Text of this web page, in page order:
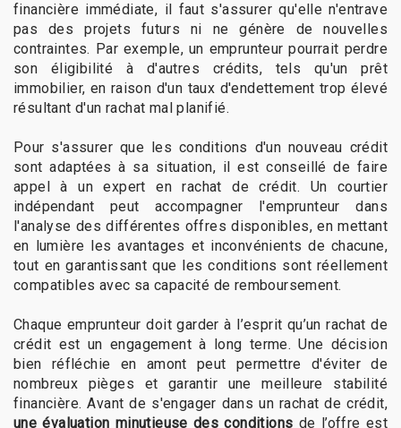
financière immédiate, il faut s'assurer qu'elle n'entrave
pas des projets futurs ni ne génère de nouvelles
contraintes. Par exemple, un emprunteur pourrait perdre
son éligibilité à d'autres crédits, tels qu'un prêt
immobilier, en raison d'un taux d'endettement trop élevé
résultant d'un rachat mal planifié.
Pour s'assurer que les conditions d'un nouveau crédit
sont adaptées à sa situation, il est conseillé de faire
appel à un expert en rachat de crédit. Un courtier
indépendant peut accompagner l'emprunteur dans
l'analyse des différentes offres disponibles, en mettant
en lumière les avantages et inconvénients de chacune,
tout en garantissant que les conditions sont réellement
compatibles avec sa capacité de remboursement.
Chaque emprunteur doit garder à l’esprit qu’un rachat de
crédit est un engagement à long terme. Une décision
bien réfléchie en amont peut permettre d'éviter de
nombreux pièges et garantir une meilleure stabilité
financière. Avant de s'engager dans un rachat de crédit,
une évaluation minutieuse des conditions de l’offre est